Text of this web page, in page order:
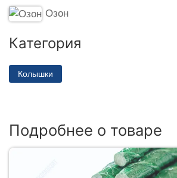
Озон
Категория
Колышки
Подробнее о товаре